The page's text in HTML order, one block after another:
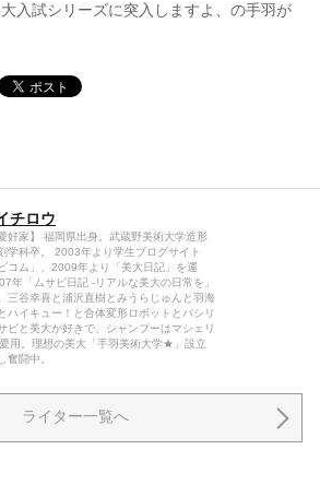
入試シリーズに突入しますよ、の手羽が
チロウ
好家】 福岡県出身。武蔵野美術大学造形
学科卒。 2003年より学生ブログサイト
コム」、2009年より「美大日記」を運
年「ムサビ日記 -リアルな美大の日常を」
三谷幸喜と浦沢直樹とみうらじゅんと羽海
ハイキュー！と合体変形ロボットとパシリ
ビと美大が好きで、シャンプーはマシェリ
用。理想の美大「手羽美術大学★」設立
奮闘中。
ライター一覧へ